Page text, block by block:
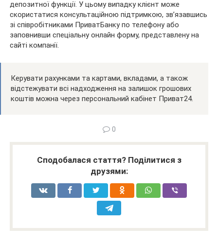
депозитної функції. У цьому випадку клієнт може
скористатися консультаційною підтримкою, зв’язавшись
зі співробітниками ПриватБанку по телефону або
заповнивши спеціальну онлайн форму, представлену на
сайті компанії.
Керувати рахунками та картами, вкладами, а також
відстежувати всі надходження на залишок грошових
коштів можна через персональний кабінет Приват24.
0
Сподобалася стаття? Поділитися з
друзями: